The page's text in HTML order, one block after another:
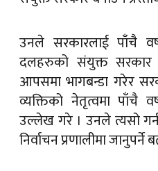
उनले सरकारलाई पाँचै
दलहरुको संयुक्त सरकार
आपसमा भागबन्डा गरेर
व्यक्तिको नेतृत्वमा पाँचै
उल्लेख गरे । उनले त्यसो
निर्वाचन प्रणालीमा जानुपर्ने